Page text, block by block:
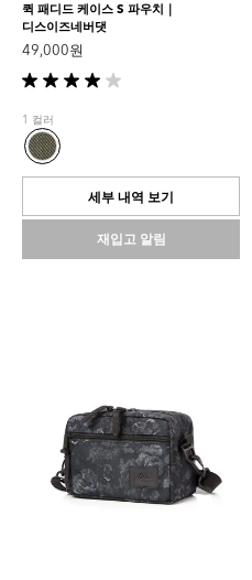
퀵 패디드 케이스 S 파우치｜
디스이즈네버댓
49,000 원
별
5
개
중
4.0
입
다.
1 컬러
세부 내역 보기
재입고 알림